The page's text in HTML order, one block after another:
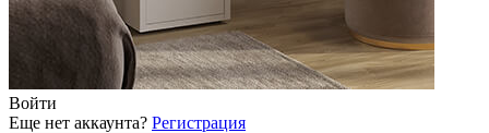
Войти
Еще нет аккаунта? Регистрация